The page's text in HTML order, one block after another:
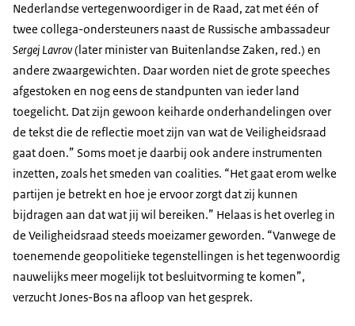
Nederlandse vertegenwoordiger in de Raad, zat met één of
twee collega-ondersteuners naast de Russische ambassadeur
Sergej Lavrov(later minister van Buitenlandse Zaken, red.) en
andere zwaargewichten. Daar worden niet de grote speeches
afgestoken en nog eens de standpunten van ieder land
toegelicht. Dat zijn gewoon keiharde onderhandelingen over
de tekst die de reflectie moet zijn van wat de Veiligheidsraad
gaat doen.” Soms moet je daarbij ook andere instrumenten
inzetten, zoals het smeden van coalities. “Het gaat erom welke
partijen je betrekt en hoe je ervoor zorgt dat zij kunnen
bijdragen aan dat wat jij wil bereiken.” Helaas is het overleg in
de Veiligheidsraad steeds moeizamer geworden. “Vanwege de
toenemende geopolitieke tegenstellingen is het tegenwoordig
nauwelijks meer mogelijk tot besluitvorming te komen”,
verzucht Jones-Bos na afloop van het gesprek.